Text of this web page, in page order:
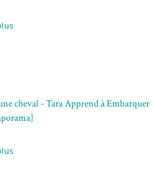
cheval - Tara Apprend à Embarquer